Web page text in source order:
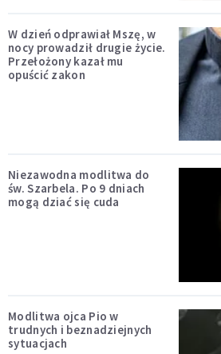
W dzień odprawiał Mszę, w
nocy prowadził drugie życie.
Przełożony kazał mu
opuścić zakon
Niezawodna modlitwa do
św. Szarbela. Po 9 dniach
mogą dziać się cuda
Modlitwa ojca Pio w
trudnych i beznadziejnych
sytuacjach